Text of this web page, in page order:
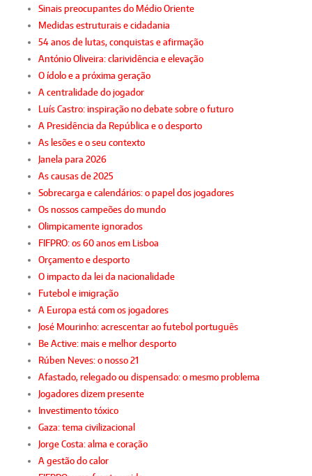
Sinais preocupantes do Médio Oriente
Medidas estruturais e cidadania
54 anos de lutas, conquistas e afirmação
António Oliveira: clarividência e elevação
O ídolo e a próxima geração
A centralidade do jogador
Luís Castro: inspiração no debate sobre o futuro
A Presidência da República e o desporto
As lesões e o seu contexto
Janela para 2026
As causas de 2025
Sobrecarga e calendários: o papel dos jogadores
Os nossos campeões do mundo
Olimpicamente ignorados
FIFPRO: os 60 anos em Lisboa
Orçamento e desporto
O impacto da lei da nacionalidade
Futebol e imigração
A Europa está com os jogadores
José Mourinho: acrescentar ao futebol português
Be Active: mais e melhor desporto
Rúben Neves: o nosso 21
Afastado, relegado ou dispensado: o mesmo problema
Jogadores dizem presente
Investimento tóxico
Gaza: tema civilizacional
Jorge Costa: alma e coração
A gestão do calor